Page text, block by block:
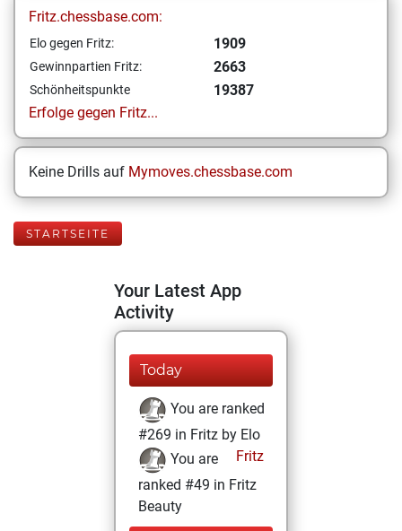
Fritz.chessbase.com:
Elo gegen Fritz: 1909
Gewinnpartien Fritz: 2663
Schönheitspunkte
19387
Erfolge gegen Fritz...
Keine Drills auf Mymoves.chessbase.com
STARTSEITE
Your Latest App
Activity
Today
You are ranked
#269 in Fritz by Elo
Fritz
You are
ranked #49 in Fritz
Beauty